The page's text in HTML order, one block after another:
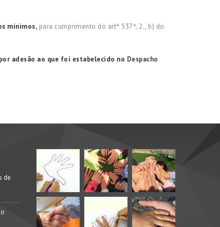
mínimos, para cumprimento do artº 537ª, 2., b) do
adesão ao que foi estabelecido no Despacho
de